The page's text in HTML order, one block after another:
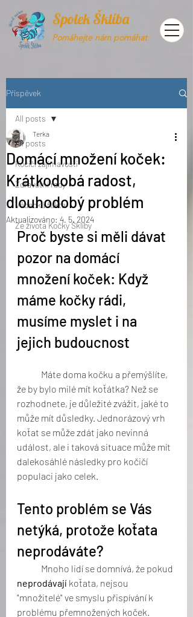
Spolek Šklíba
Pomáhejte nám pomáhat
Příspěvek
All posts
Kočičí zajímavosti
Zdravotní rady
Vědecká fakta
Ze života Kočky Šklíby
All posts
Domácí množení koček:
Krátkodobá radost,
dlouhodobý problém
Terka
Aktualizováno: 4. 5. 2024
Proč byste si měli dávat
pozor na domácí
množení koček: Když
máme kočky rádi,
musíme myslet i na
jejich budoucnost
že by bylo milé mít koťátka? Než se
rozhodnete, je důležité zvážit, jaké to
může mít důsledky. Jednorázový vrh
koťat se může zdát jako nevinná
událost, ale i taková situace může mít
dalekosáhlé následky pro kočičí
populaci jako celek.
Tento problém se Vás
netýká, protože koťata
neprodáváte?
	Mnoho lidí se domnívá, že pokud
neprodávají koťata, nejsou
"množitelé" ve smyslu přispívání k
problému přemnožených koček.